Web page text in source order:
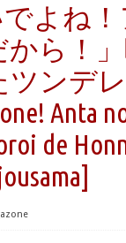
でよね
ら！
ツンデ
Anta
de